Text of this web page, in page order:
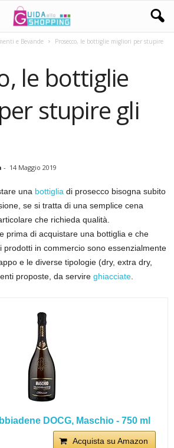
e Bevande
Prosecco, le bottiglie migliori per stupire
le bottiglie
stupire gli
- 14 Maggio 2019
una bottiglia di prosecco bisogna subito
se si tratta di una semplice cena
che richieda qualità.
prima di acquistare una bottiglia e che
prodotti in commercio sono essenzialmente
e le diverse tipologie (dry, extra dry,
proposte, da servire ghiacciate
DOCG, Maschio - 750 ml
Acquista su Amazon